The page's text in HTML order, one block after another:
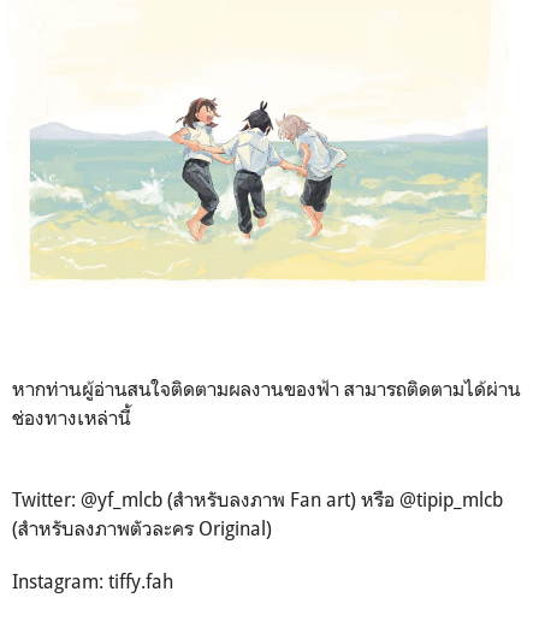
หากท่านผู้อ่านสนใจติดตามผลงานของฟ้า สามารถติดตามได้ผ่าน
ช่องทางเหล่านี้
Twitter: @yf_mlcb (สำหรับลงภาพ Fan art) หรือ @tipip_mlcb
(สำหรับลงภาพตัวละคร Original)
Instagram: tiffy.fah